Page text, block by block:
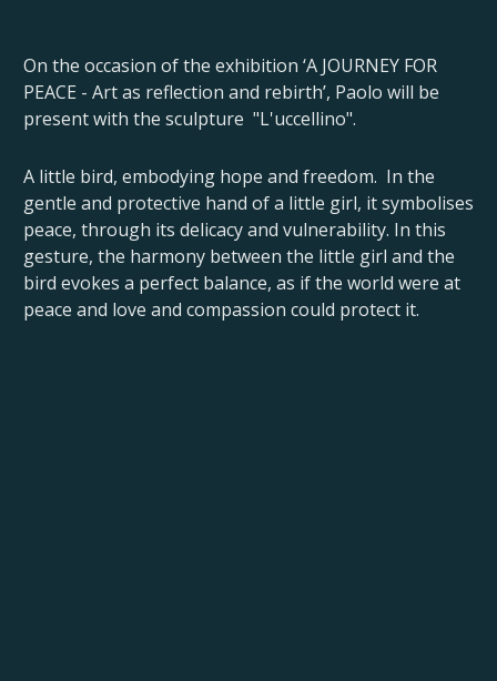
On the occasion of the exhibition ‘A JOURNEY FOR
PEACE - Art as reflection and rebirth’, Paolo will be
present with the sculpture "L'uccellino".
A little bird, embodying hope and freedom. In the
gentle and protective hand of a little girl, it symbolises
peace, through its delicacy and vulnerability. In this
gesture, the harmony between the little girl and the
bird evokes a perfect balance, as if the world were at
peace and love and compassion could protect it.